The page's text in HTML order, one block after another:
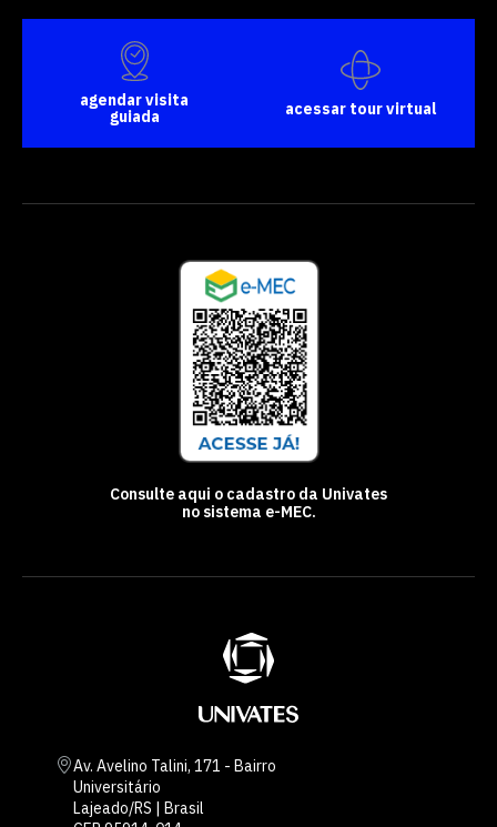
agendar visita
guiada
acessar tour virtual
Consulte aqui o cadastro da Univates
no sistema e-MEC.
Av. Avelino Talini, 171 - Bairro
Universitário
Lajeado/RS | Brasil